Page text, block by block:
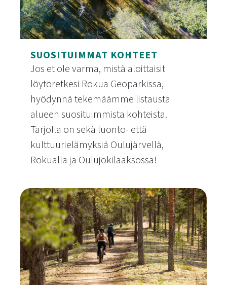
SUOSITUIMMAT KOHTEET
Jos et ole varma, mistä aloittaisit
löytöretkesi Rokua Geoparkissa,
hyödynnä tekemäämme listausta
alueen suosituimmista kohteista.
Tarjolla on sekä luonto- että
kulttuurielämyksiä Oulujärvellä,
Rokualla ja Oulujokilaaksossa!
Suosituimmat kohteet